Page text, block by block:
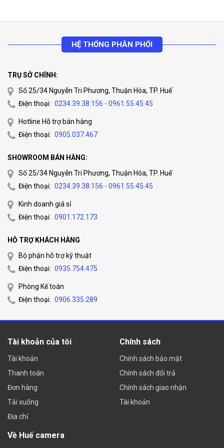
Tiết kiệm thời gian.
Tiết kiệm chi phí.
Bảo hành 24 tháng.
Model Mô tả thiết bị
DS- 2CE16D0T-
Camera HD-TVI hình trụ hồng ngoại
trời 2 MP.
+ Cảm biến: 1/3″ Progressive Scan CMOS.
Độ nhạy sáng 0.1 Lux@F1.2. /Ống kính:
Phát hiện chuyển động (Motion
chuẩn ngoài trời IP66. Dải nhiệt hoạt động
(-40°~60°)
F1
+hỗ trợ H.264+ tiết kiệm 50% dung lượng
400m @ 1080P với cáp UTP,
4 ngõ vào video,1 cổng audio input, 1
SATA hỗ trợ ổ cứng tối đa 6TB, Độ phân
hình: 1280×720P:
+ 25(P)/30(N) fps/ch với đầu ghi
HỆ THỐNG PHÂN PHỐI
TRỤ SỞ CHÍNH:
Số 25/34 Nguyễn Tri Phương, Thuận Hóa, TP. Huế
Điện thoại: 0234.39.38.156 - 0961.55.45.45
Hotline Hỗ trợ bán hàng
Điện thoại: 0905.037.467
SHOWROOM BÁN HÀNG:
Số 25/34 Nguyễn Tri Phương, Thuận Hóa, TP. Huế
Điện thoại: 0234.39.38.156 - 0961.55.45.45
Kinh doanh giá sỉ
Điện thoại: 0901.172.173
HỖ TRỢ KHÁCH HÀNG
Bộ phận hỗ trợ kỹ thuật
Điện thoại: 0935.754.475
Phòng Kế toán
Điện thoại: 0906.335.289
Tài khoản của tôi
Tài khoản
Thanh toán
Đơn hàng
Tải xuống
Địa chỉ
Chính sách
Chính sách bảo mật
Chính sách đổi trả
Chính sách giao nhận
Tài khoản
Về Huế camera